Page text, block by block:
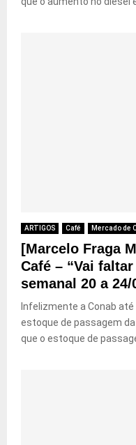
ARTIGOS Café Mercado de
[Marcelo Fraga
Café – “Vai
semanal 20 a 24/
Infelizmente a Conab
estoque de passagem
que o estoque de